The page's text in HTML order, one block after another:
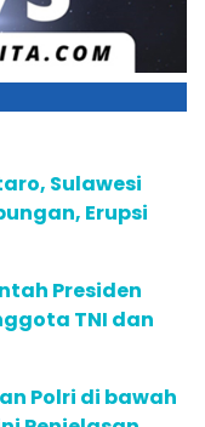
Sulawesi
Erupsi
Presiden
TNI dan
Polri di bawah